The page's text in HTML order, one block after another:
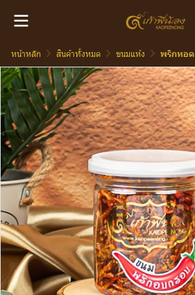
หน้าหลัก สินค้าทั้งหมด ขนมแห้ง พริกทอด